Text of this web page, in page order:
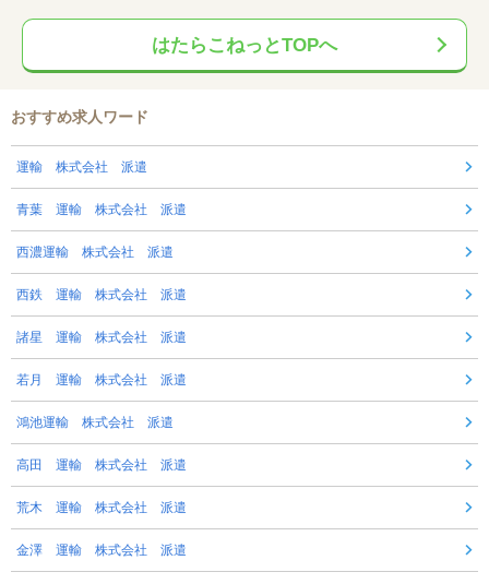
はたらこねっとTOPへ
おすすめ求人ワード
運輸 株式会社 派遣
青葉 運輸 株式会社 派遣
西濃運輸 株式会社 派遣
西鉄 運輸 株式会社 派遣
諸星 運輸 株式会社 派遣
若月 運輸 株式会社 派遣
鴻池運輸 株式会社 派遣
高田 運輸 株式会社 派遣
荒木 運輸 株式会社 派遣
金澤 運輸 株式会社 派遣